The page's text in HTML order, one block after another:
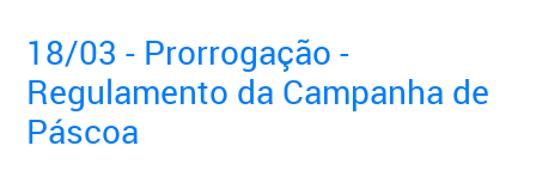
18/03 - Prorrogação -
Regulamento da Campanha de
Páscoa